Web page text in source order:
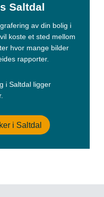
Saltdal
av din bolig i
koste et sted mellom
hvor mange bilder
rapporter.
i Saltdal ligger
i Saltdal